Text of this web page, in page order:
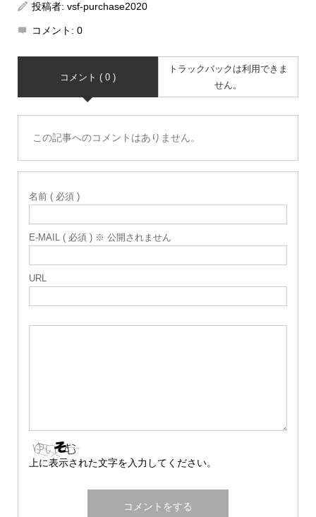
投稿者: vsf-purchase2020
コメント: 0
コメント ( 0 )
トラックバックは利用できま
せん。
この記事へのコメントはありません。
名前 ( 必須 )
E-MAIL ( 必須 ) ※ 公開されません
URL
上に表示された文字を入力してください。